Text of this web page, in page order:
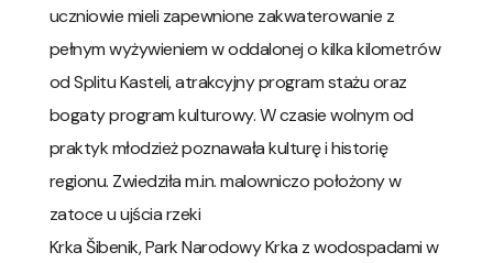
uczniowie mieli zapewnione zakwaterowanie z
pełnym wyżywieniem w oddalonej o kilka kilometrów
od Splitu Kasteli, atrakcyjny program stażu oraz
bogaty program kulturowy. W czasie wolnym od
praktyk młodzież poznawała kulturę i historię
regionu. Zwiedziła m.in. malowniczo położony w
zatoce u ujścia rzeki
Krka Šibenik, Park Narodowy Krka z wodospadami w